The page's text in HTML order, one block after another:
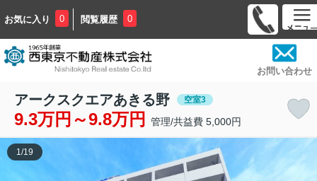
お気に入り 0 閲覧履歴 0
お問い合わせ
アークスクエアあきる野 空室3
9.3万円～9.8万円 管理/共益費 5,000円
1 /19